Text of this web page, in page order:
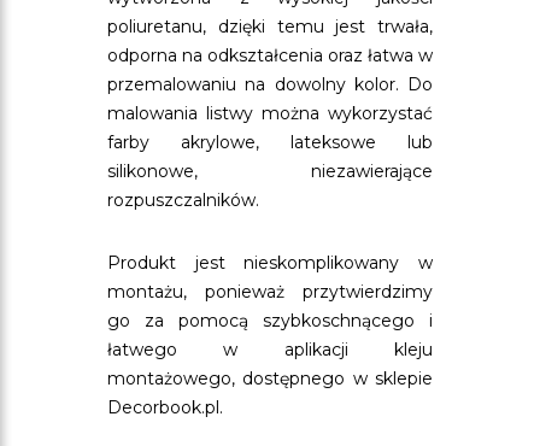
poliuretanu, dzięki temu jest trwała,
odporna na odkształcenia oraz łatwa w
przemalowaniu na dowolny kolor. Do
malowania listwy można wykorzystać
farby akrylowe, lateksowe lub
silikonowe, niezawierające
rozpuszczalników.
Produkt jest nieskomplikowany w
montażu, ponieważ przytwierdzimy
go za pomocą szybkoschnącego i
łatwego w aplikacji kleju
montażowego, dostępnego w sklepie
Decorbook.pl.